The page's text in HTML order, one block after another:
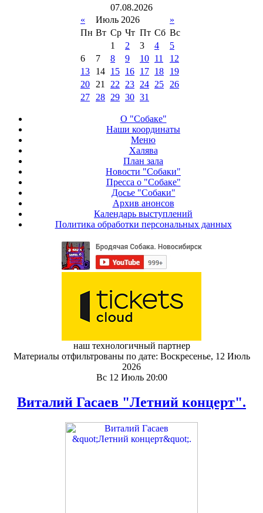
07.08.2026
«
Июль 2026
»
Пн Вт Ср Чт Пт Сб Вс
1
2 3 4
5
6
7 8 9 10 11
12
13
14 15 16 17 18
19
20
21 22 23 24 25
26
27
28 29 30 31
О "Собаке"
Наши координаты
Меню
Халява
План зала
Новости "Собаки"
Пресса о "Собаке"
Досье "Собаки"
Архив анонсов
Календарь выступлений
Политика обработки персональных данных
наш технологичный партнер
Материалы отфильтрованы по дате: Воскресенье, 12 Июль
2026
Вс 12 Июль 20:00
Виталий Гасаев "Летний концерт".